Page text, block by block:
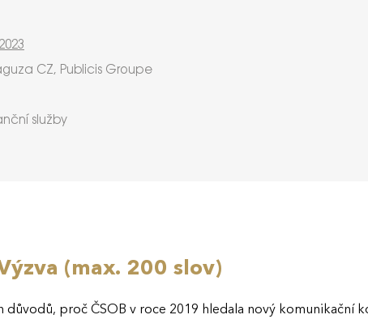
CZ, Publicis Groupe
služby
(max. 200 slov)
důvodů, proč ČSOB v roce 2019 hledala nový komunikační